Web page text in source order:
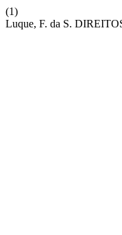
(1)
Luque, F. da S.